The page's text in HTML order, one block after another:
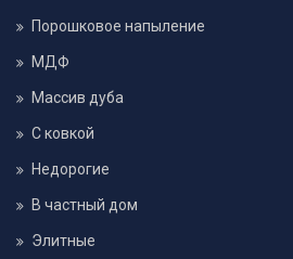
Порошковое напыление
МДФ
Массив дуба
С ковкой
Недорогие
В частный дом
Элитные